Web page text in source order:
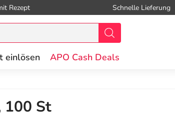
Rezept Schnelle Lieferung
einlösen APO Cash Deals
100 St